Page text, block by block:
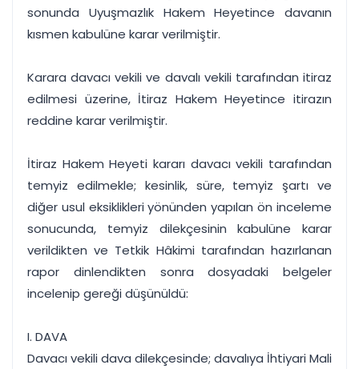
sonunda Uyuşmazlık Hakem Heyetince davanın
kısmen kabulüne karar verilmiştir.
Karara davacı vekili ve davalı vekili tarafından itiraz
edilmesi üzerine, İtiraz Hakem Heyetince itirazın
reddine karar verilmiştir.
İtiraz Hakem Heyeti kararı davacı vekili tarafından
temyiz edilmekle; kesinlik, süre, temyiz şartı ve
diğer usul eksiklikleri yönünden yapılan ön inceleme
sonucunda, temyiz dilekçesinin kabulüne karar
verildikten ve Tetkik Hâkimi tarafından hazırlanan
rapor dinlendikten sonra dosyadaki belgeler
incelenip gereği düşünüldü:
I. DAVA
Davacı vekili dava dilekçesinde; davalıya İhtiyari Mali